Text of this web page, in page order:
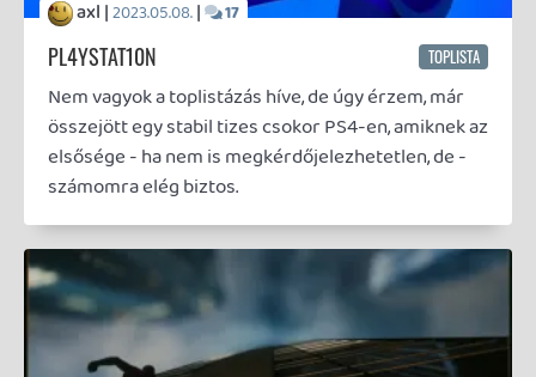
A 2006 december 29-i regisztráció pillanatában
még nem sejthettem, hogy pontosan 15 évvel
később ezeket a sorokat fogom idekanyarítani. Vagy
lesz egyáltalán az oldal vonatkozásában értelmezve
olyan, hogy 15 évvel később.